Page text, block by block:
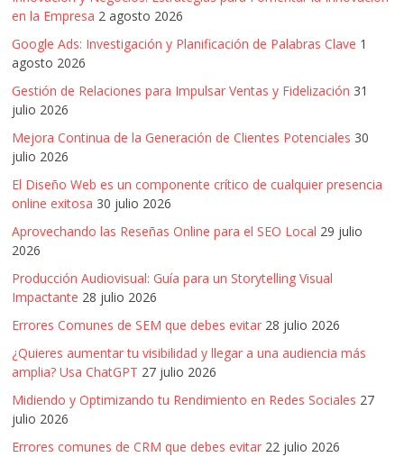
|
Revistas
de
Actualidad
en
Colombia
Revista
iBlue
Marketing
|
Magazine
de
en la Empresa 2 agosto 2026
Google Ads: Investigación y Planificación de Palabras Clave 1
agosto 2026
Gestión de Relaciones para Impulsar Ventas y Fidelización 31
julio 2026
Mejora Continua de la Generación de Clientes Potenciales 30
julio 2026
El Diseño Web es un componente crítico de cualquier presencia
online exitosa 30 julio 2026
Aprovechando las Reseñas Online para el SEO Local 29 julio
2026
Producción Audiovisual: Guía para un Storytelling Visual
Impactante 28 julio 2026
Errores Comunes de SEM que debes evitar 28 julio 2026
¿Quieres aumentar tu visibilidad y llegar a una audiencia más
amplia? Usa ChatGPT 27 julio 2026
Midiendo y Optimizando tu Rendimiento en Redes Sociales 27
julio 2026
Errores comunes de CRM que debes evitar 22 julio 2026